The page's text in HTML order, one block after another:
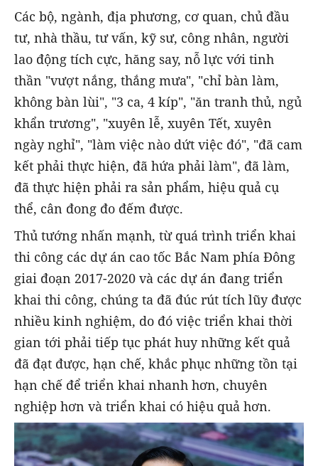
Các bộ, ngành, địa phương, cơ quan, chủ đầu
tư, nhà thầu, tư vấn, kỹ sư, công nhân, người
lao động tích cực, hăng say, nỗ lực với tinh
thần "vượt nắng, thắng mưa", "chỉ bàn làm,
không bàn lùi", "3 ca, 4 kíp", "ăn tranh thủ, ngủ
khẩn trương", "xuyên lễ, xuyên Tết, xuyên
ngày nghỉ", "làm việc nào dứt việc đó", "đã cam
kết phải thực hiện, đã hứa phải làm", đã làm,
đã thực hiện phải ra sản phẩm, hiệu quả cụ
thể, cân đong đo đếm được.
Thủ tướng nhấn mạnh, từ quá trình triển khai
thi công các dự án cao tốc Bắc Nam phía Đông
giai đoạn 2017-2020 và các dự án đang triển
khai thi công, chúng ta đã đúc rút tích lũy được
nhiều kinh nghiệm, do đó việc triển khai thời
gian tới phải tiếp tục phát huy những kết quả
đã đạt được, hạn chế, khắc phục những tồn tại
hạn chế để triển khai nhanh hơn, chuyên
nghiệp hơn và triển khai có hiệu quả hơn.